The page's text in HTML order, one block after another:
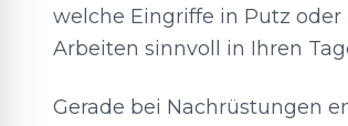
welche Eingriffe in Putz
Arbeiten sinnvoll in Ihren
Gerade bei Nachrüstungen